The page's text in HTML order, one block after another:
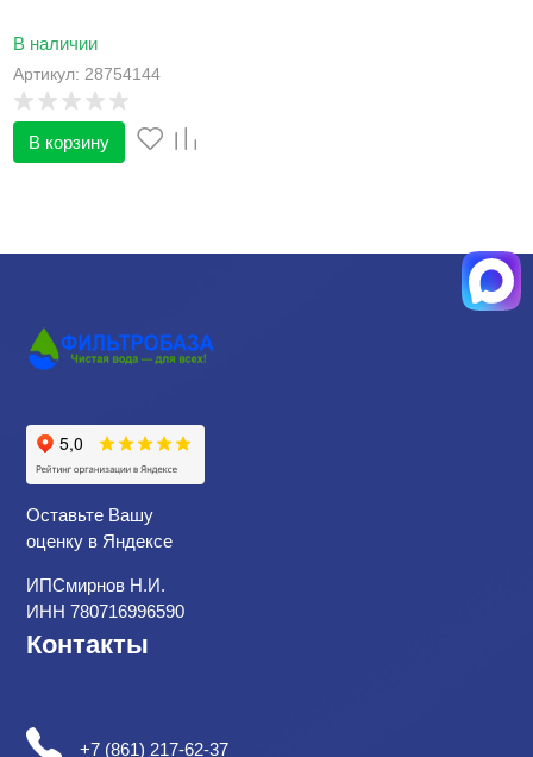
В наличии
Артикул: 28754144
В корзину
Оставьте Вашу
оценку в Яндексе
ИПСмирнов Н.И.
ИНН 780716996590
Контакты
+7 (861) 217-62-37